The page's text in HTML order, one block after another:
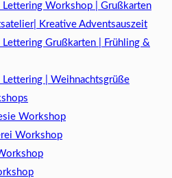
Lettering Workshop | Grußkarten
Kreative Adventsauszeit
Grußkarten | Frühling &
| Weihnachtsgrüße​
Workshop
Workshop